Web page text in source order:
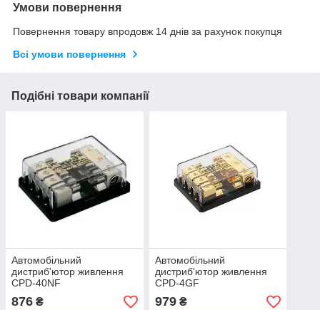
Умови повернення
Повернення товару впродовж 14 днів за рахунок покупця
Всі умови повернення
Подібні товари компанії
Автомобільний
дистриб'ютор живлення
CPD-40NF
876 ₴
Автомобільний
дистриб'ютор живлення
CPD-4GF
979₴